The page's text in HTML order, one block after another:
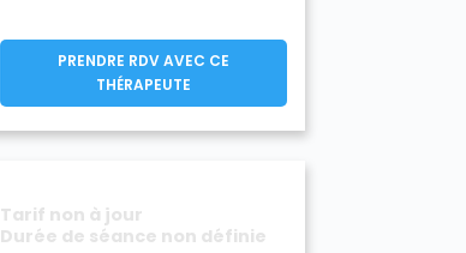
PRENDRE RDV AVEC CE
THÉRAPEUTE
Tarif non à jour
Durée de séance non définie